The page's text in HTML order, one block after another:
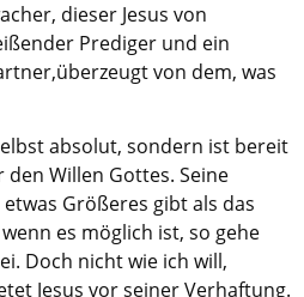
dieser Jesus von
Prediger und ein
von dem, was
absolut, sondern ist bereit
Willen Gottes. Seine
Größeres gibt als das
es möglich ist, so gehe
Doch nicht wie ich will,
Jesus vor seiner Verhaftung.